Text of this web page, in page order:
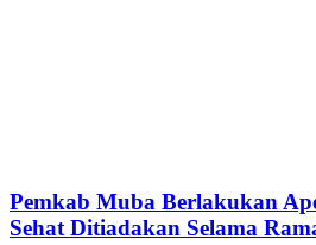
Pemkab Muba Berlakukan
Sehat Ditiadakan Selama